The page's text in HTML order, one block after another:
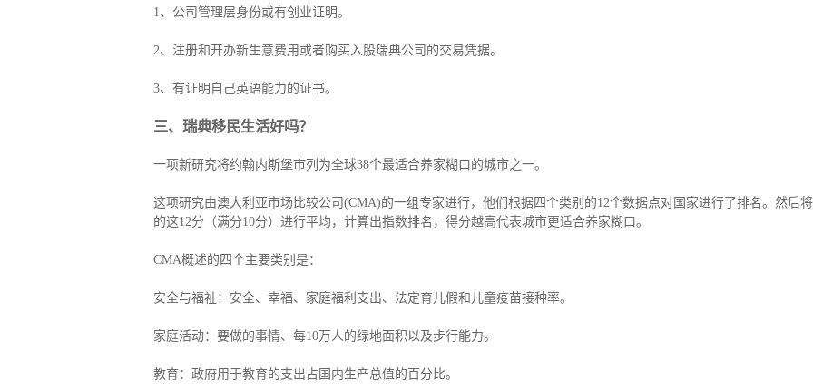
1、公司管理层身份或有创业证明。
2、注册和开办新生意费用或者购买入股瑞典公司的交易凭据。
3、有证明自己英语能力的证书。
三、瑞典移民生活好吗？
一项新研究将约翰内斯堡市列为全球38个最适合养家糊口的城市之一。
这项研究由澳大利亚市场比较公司(CMA)的一组专家进行，他们根据四个类别的12个数据点对国家进行了排名。然后
的这12分（满分10分）进行平均，计算出指数排名，得分越高代表城市更适合养家糊口。
CMA概述的四个主要类别是：
安全与福祉：安全、幸福、家庭福利支出、法定育儿假和儿童疫苗接种率。
家庭活动：要做的事情、每10万人的绿地面积以及步行能力。
教育：政府用于教育的支出占国内生产总值的百分比。